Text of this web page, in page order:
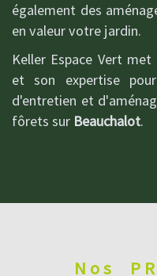
également des
en valeur votre jardin.
Keller Espace Vert
et son expertise
d'entretien et
fôrets sur Beauchalot.
Nos